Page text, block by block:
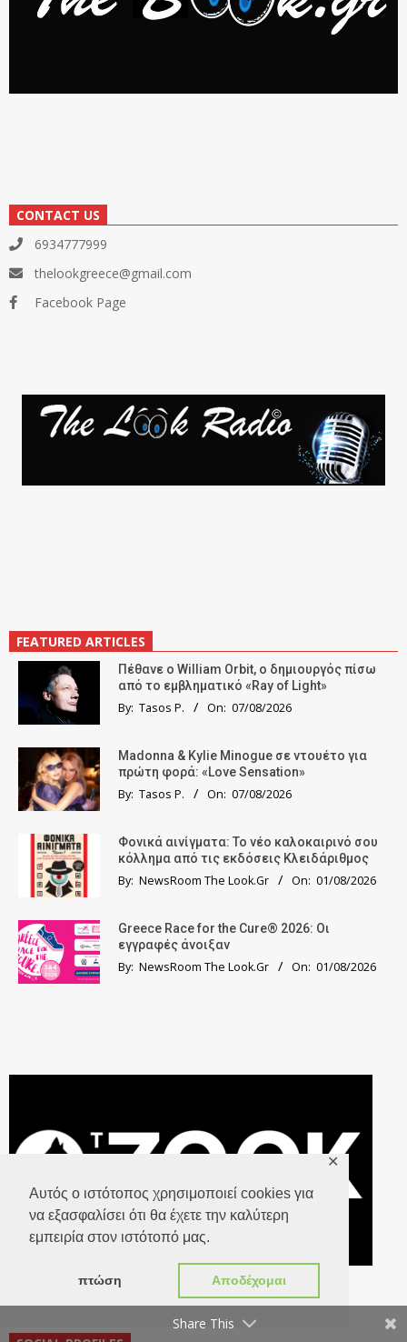
Αυτός ο ιστότοπος χρησιμοποιεί cookies για
να εξασφαλίσει ότι θα έχετε την καλύτερη
εμπειρία στον ιστότοπό μας.
πτώση Αποδέχομαι
✕
CONTACT US
6934777999
thelookgreece@gmail.com
Facebook Page
FEATURED ARTICLES
Πέθανε ο William Orbit, ο δημιουργός πίσω
από το εμβληματικό «Ray of Light»
By: Tasos P. On: 07/08/2026
Madonna & Kylie Minogue σε ντουέτο για
πρώτη φορά: «Love Sensation»
By: Tasos P. On: 07/08/2026
Φονικά αινίγματα: Το νέο καλοκαιρινό σου
κόλλημα από τις εκδόσεις Κλειδάριθμος
By: NewsRoom The Look.Gr On: 01/08/2026
Greece Race for the Cure® 2026: Οι
εγγραφές άνοιξαν
By: NewsRoom The Look.Gr On: 01/08/2026
Share This